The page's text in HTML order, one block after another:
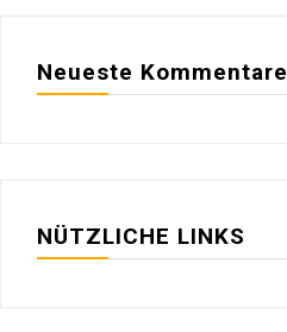
Neueste Kommentare
NÜTZLICHE LINKS